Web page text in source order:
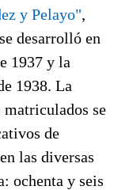
y Pelayo",
desarrolló en
1937 y la
1938. La
se
de
las diversas
ochenta y seis